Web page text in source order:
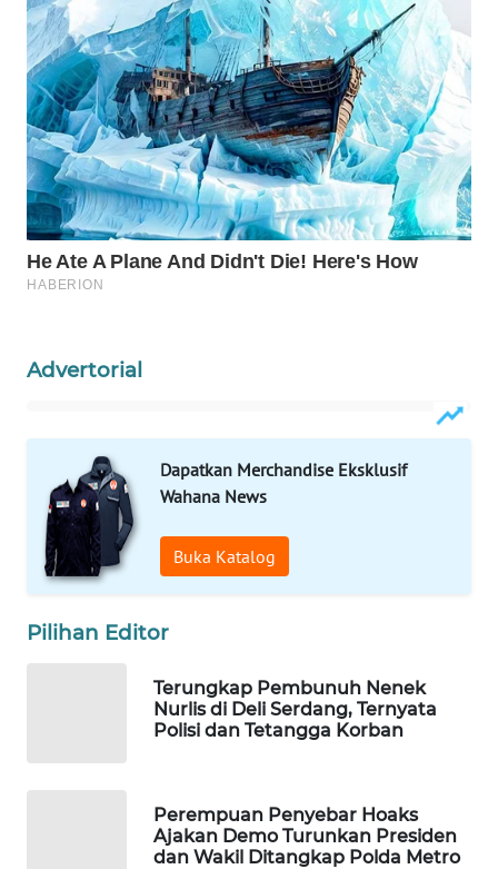
Advertorial
Dapatkan Merchandise Eksklusif
Wahana News
Buka Katalog
Pilihan Editor
Terungkap Pembunuh Nenek
Nurlis di Deli Serdang, Ternyata
Polisi dan Tetangga Korban
Perempuan Penyebar Hoaks
Ajakan Demo Turunkan Presiden
dan Wakil Ditangkap Polda Metro
MANDALIKA
WN
LIKUPANG
WN
LABUANBAJO
WN
BORNEO
Group
WAHANA
TANI
WAHANA
ADVOKAT
INFRASTRUKTUR
KONSUMEN